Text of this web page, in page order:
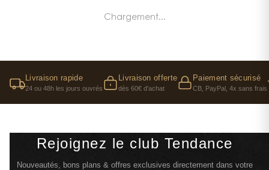
Chargement...
Livraison rapide
24 ou 48h les jours ouvrés
Livraison offerte
dès 60€ d'achat
Paiement sécurisé
CB, PayPal, 4x sans frais
Rejoignez le club Tendance
Nouveautés, bons plans & offres exclusives directement dans votre